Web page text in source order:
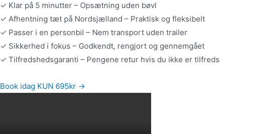
✓ Klar på 5 minutter – Opsætning uden bøvl
✓ Afhentning tæt på Nordsjælland – Praktisk og fleksibelt
✓ Passer i en personbil – Nem transport uden trailer
✓ Sikkerhed i fokus – Godkendt, rengjort og gennemgået
✓ Tilfredshedsgaranti – Pengene retur hvis du ikke er tilfreds
Book idag KUN 695kr →